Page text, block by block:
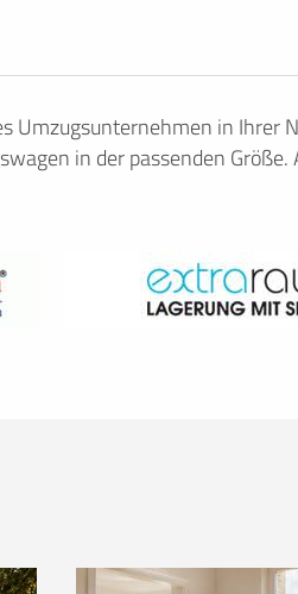
Umzugsunternehmen in Ihrer
in der passenden